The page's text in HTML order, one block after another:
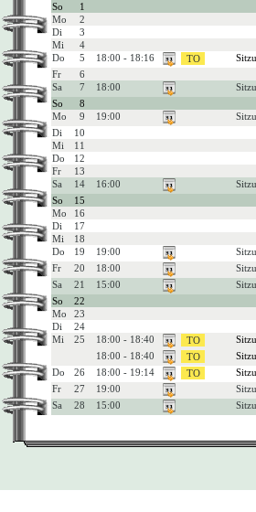
So
1
Mo
2
Di
3
Mi
4
Do
5 18:00 - 18:16
Fr
6
Sa
7 18:00
So
8
Mo
9 19:00
Di
10
Mi
11
Do
12
Fr
13
Sa
14 16:00
So
15
Mo
16
Di
17
Mi
18
Do
19 19:00
Fr
20 18:00
Sa
21 15:00
So
22
Mo
23
Di
24
Mi
25 18:00 - 18:40
18:00 - 18:40
Do
26 18:00 - 19:14
Fr
27 19:00
Sa
28 15:00